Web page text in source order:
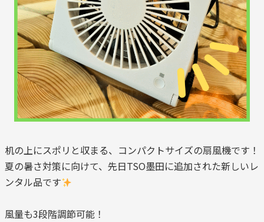
机の上にスポリと収まる、コンパクトサイズの扇風機です！
夏の暑さ対策に向けて、先日TSO墨田に追加された新しいレ
ンタル品です
風量も3段階調節可能！